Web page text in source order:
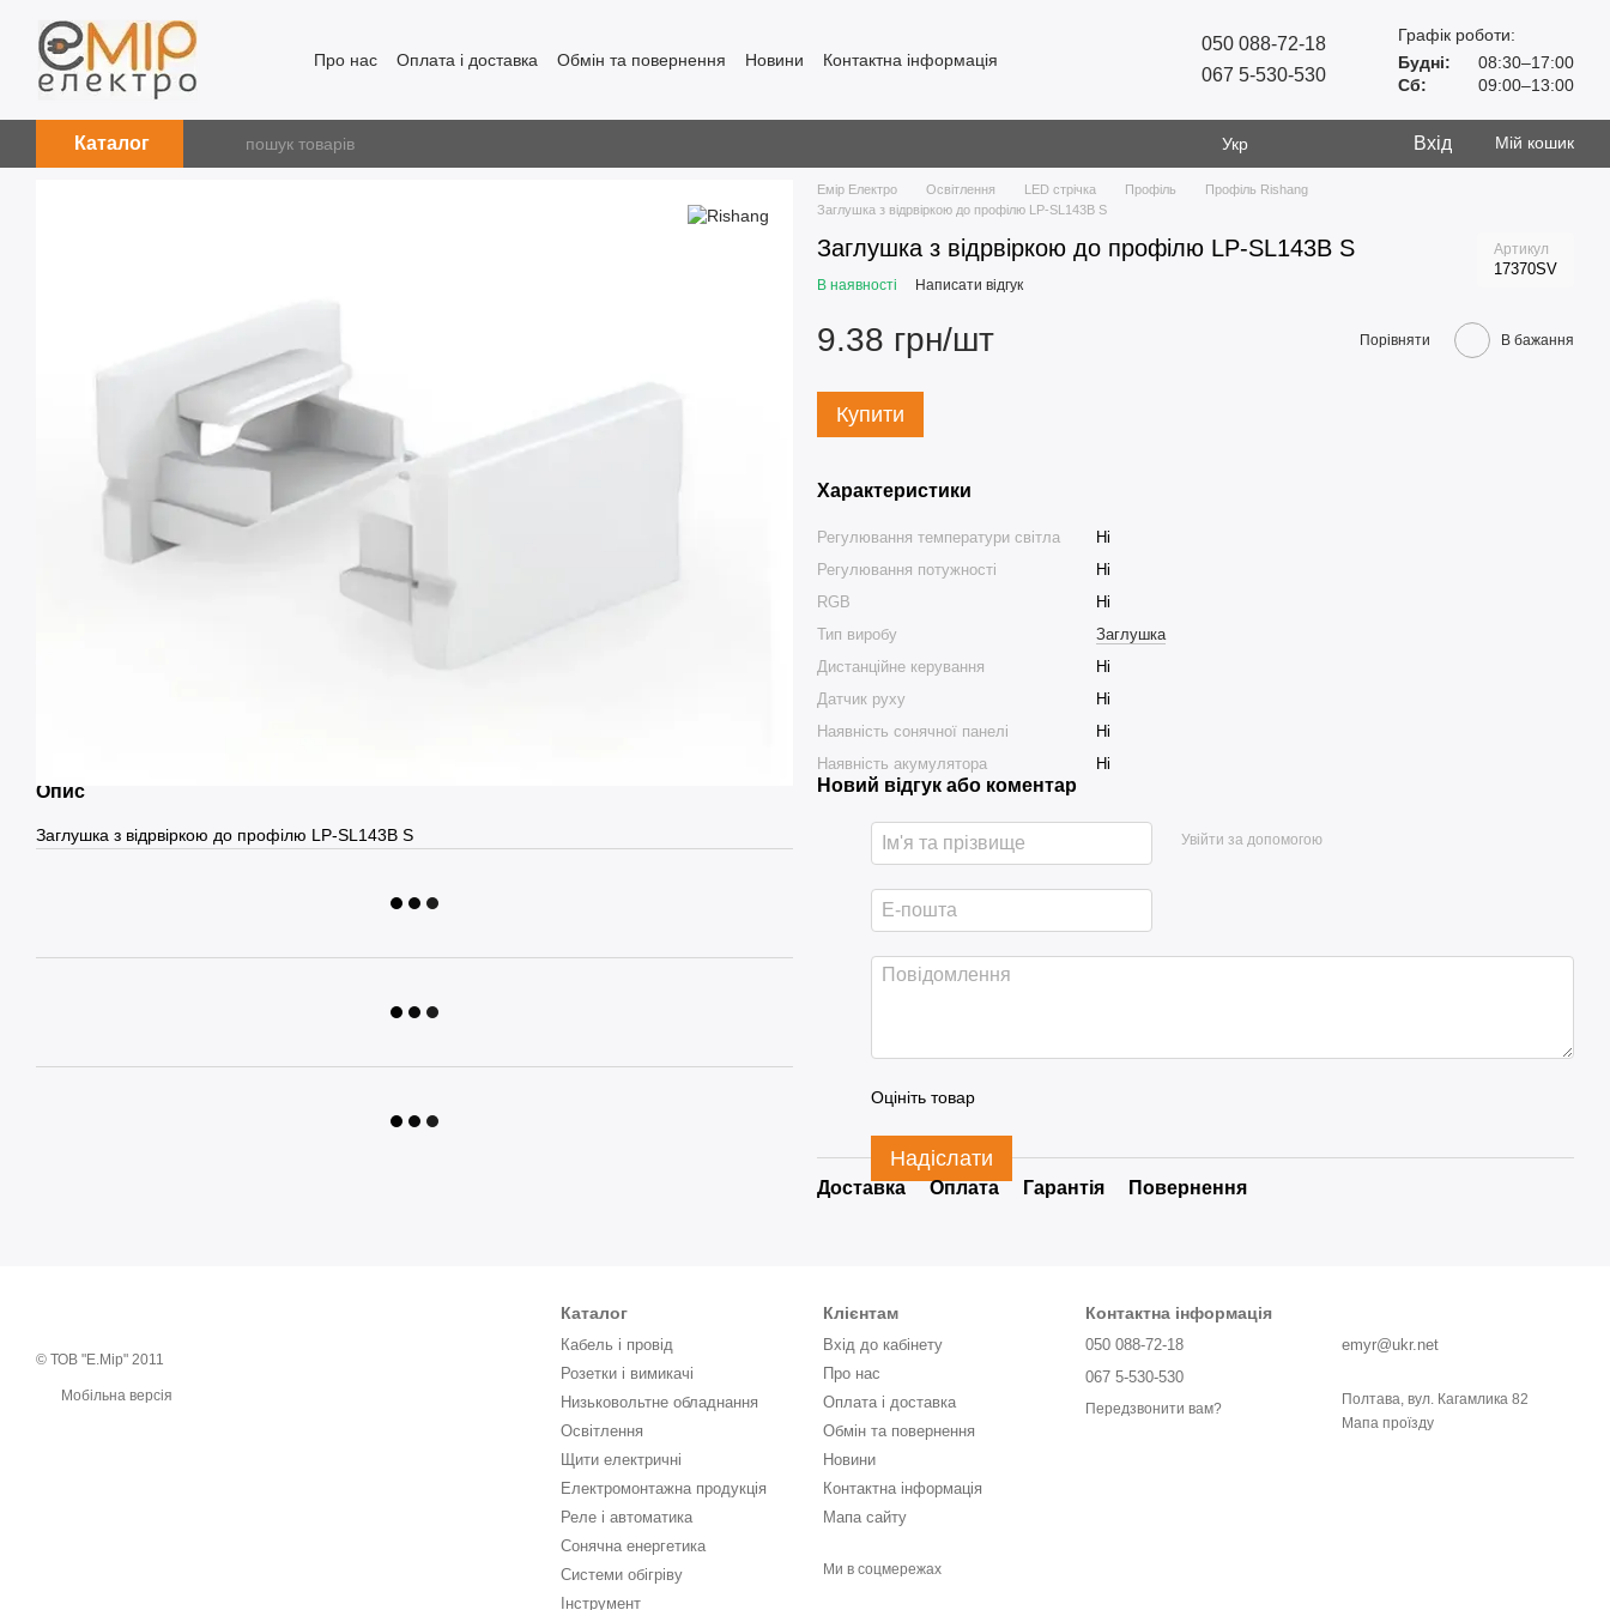
Перейти до основного контенту
Про нас Оплата і доставка Обмін та повернення Новини Контактна інформація
050 088-72-18
067 5-530-530
Графік роботи:
Будні:
08:30–17:00
Сб:
09:00–13:00
Каталог Укр Вхід Мій кошик
Опис
Заглушка з відрвіркою до профілю LP-SL143B S
Емір Електро Освітлення LED стрічка Профіль
Профіль Rishang
Заглушка з відрвіркою до профілю LP-SL143B S
Заглушка з відрвіркою до профілю LP-SL143B S Артикул
17370SV
В наявності Написати відгук
9.38 грн/шт Порівняти В бажання
Купити
Характеристики
Регулювання температури світла
Ні
Регулювання потужності
Ні
RGB
Ні
Тип виробу
Заглушка
Дистанційне керування
Ні
Датчик руху
Ні
Наявність сонячної панелі
Ні
Наявність акумулятора
Ні
Новий відгук або коментар
Увійти за допомогою
Оцініть товар
Надіслати
Доставка Оплата Гарантія Повернення
© ТОВ "Е.Мір" 2011
Мобільна версія
Каталог
Кабель і провід
Розетки і вимикачі
Низьковольтне обладнання
Освітлення
Щити електричні
Електромонтажна продукція
Реле і автоматика
Сонячна енергетика
Системи обігріву
Інструмент
Клієнтам
Вхід до кабінету
Про нас
Оплата і доставка
Обмін та повернення
Новини
Контактна інформація
Мапа сайту
Ми в соцмережах
Контактна інформація
050 088-72-18
067 5-530-530
Передзвонити вам?
emyr@ukr.net
Полтава, вул. Кагамлика 82
Мапа проїзду